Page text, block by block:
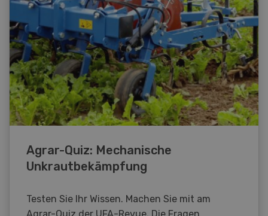
Agrar-Quiz: Mechanische
Unkrautbekämpfung
Testen Sie Ihr Wissen. Machen Sie mit am